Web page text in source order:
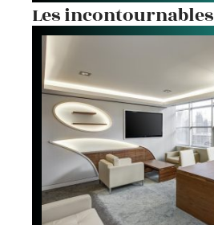
Les incontournables